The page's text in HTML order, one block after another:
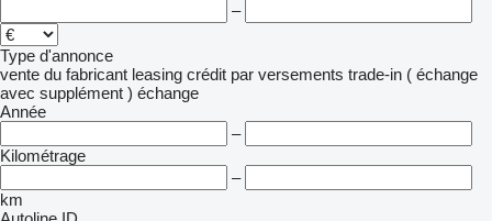
–
Type d'annonce
vente du fabricant leasing crédit par versements trade-in ( échange
avec supplément ) échange
Année
–
Kilométrage
–
km